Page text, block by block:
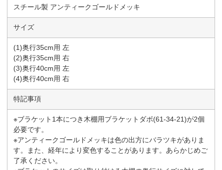
スチール製 アンティークゴールドメッキ
サイズ
(1)奥行35cm用 左
(2)奥行35cm用 右
(3)奥行40cm用 左
(4)奥行40cm用 右
特記事項
※ブラケット1本につき木棚用ブラケットダボ(61-34-21)が2個
必要です。
※アンティークゴールドメッキは色の出方にバラツキがありま
す。また、経年により変色することがあります。あらかじめご
了承ください。